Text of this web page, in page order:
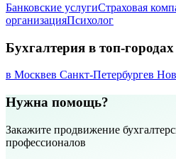
Банковские услугиСтраховая
организацияПсихолог
Бухгалтерия в топ-городах
в Москвев Санкт-Петербургев
Нужна помощь?
Закажите продвижение
профессионалов